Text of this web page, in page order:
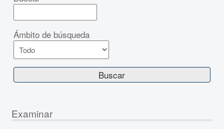
Ámbito de búsqueda
Examinar